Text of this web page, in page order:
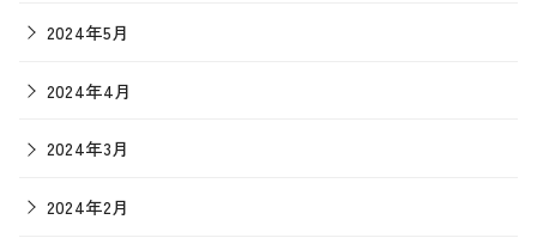
2024年5月
2024年4月
2024年3月
2024年2月